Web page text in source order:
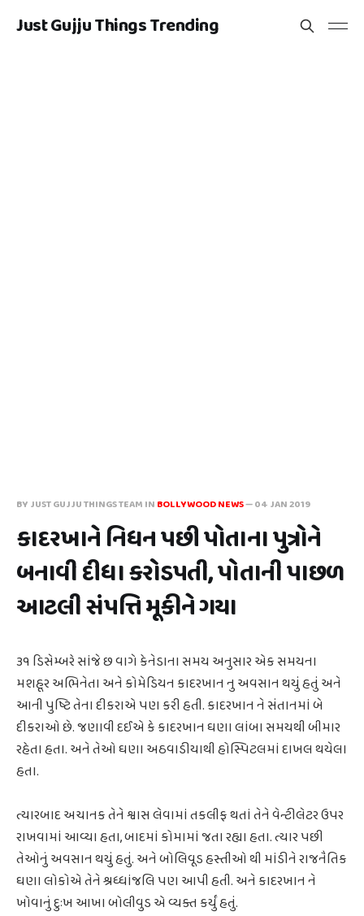
Just Gujju Things Trending
BY JUST GUJJU THINGS TEAM IN BOLLYWOOD NEWS—04 JAN 2019
કાદરખાને નિધન પછી પોતાના પુત્રોને
બનાવી દીધા કરોડપતી, પોતાની પાછળ
આટલી સંપત્તિ મૂકીને ગયા
૩૧ ડિસેમ્બરે સાંજે છ વાગે કેનેડાના સમય અનુસાર એક સમયના
મશહૂર અભિનેતા અને કોમેડિયન કાદરખાન નુ અવસાન થયું હતું અને
આની પુષ્ટિ તેના દીકરાએ પણ કરી હતી. કાદરખાન ને સંતાનમાં બે
દીકરાઓ છે. જણાવી દઈએ કે કાદરખાન ઘણા લાંબા સમયથી બીમાર
રહેતા હતા. અને તેઓ ઘણા અઠવાડીયાથી હોસ્પિટલમાં દાખલ થયેલા
હતા.
ત્યારબાદ અચાનક તેને શ્વાસ લેવામાં તકલીફ થતાં તેને વેન્ટીલેટર ઉપર
રાખવામાં આવ્યા હતા, બાદમાં કોમામાં જતા રહ્યા હતા. ત્યાર પછી
તેઓનું અવસાન થયું હતું. અને બોલિવૂડ હસ્તીઓ થી માંડીને રાજનૈતિક
ઘણા લોકોએ તેને શ્રધ્ધાંજલિ પણ આપી હતી. અને કાદરખાન ને
ખોવાનું દુઃખ આખા બોલીવુડ એ વ્યક્ત કર્યું હતું.